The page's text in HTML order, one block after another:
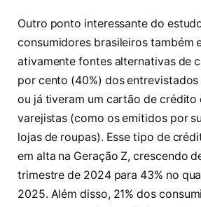
Outro ponto interessante do
consumidores brasileiros também
ativamente fontes alternativas de
por cento (40%) dos
ou já tiveram um cartão de
varejistas (como os emitidos por
lojas de roupas). Esse tipo de
em alta na Geração Z, crescendo
trimestre de 2024 para 43% no
2025. Além disso, 21% dos